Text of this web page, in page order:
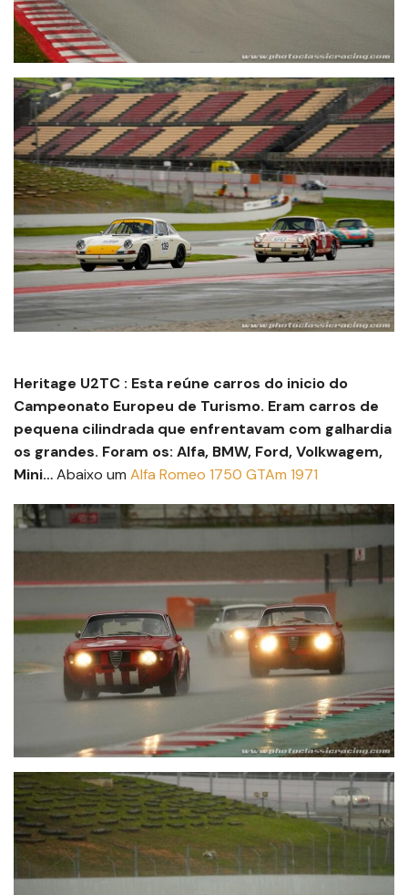
Heritage U2TC : Esta reúne carros do inicio do
Campeonato Europeu de Turismo. Eram carros de
pequena cilindrada que enfrentavam com galhardia
os grandes. Foram os: Alfa, BMW, Ford, Volkwagem,
Mini…Abaixo um Alfa Romeo 1750 GTAm 1971